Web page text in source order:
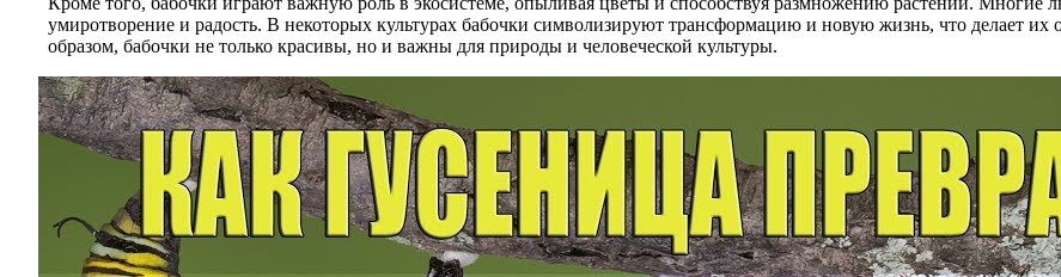
умиротворение и радость. В некоторых культурах бабочки символизируют трансформацию и новую жизнь, что делает
образом, бабочки не только красивы, но и важны для природы и человеческой культуры.